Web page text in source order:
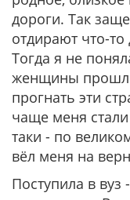
дороги. Так
отдирают что-то
Тогда я не
женщины
прогнать эти
чаще меня
таки - по
вёл меня на
Поступила в